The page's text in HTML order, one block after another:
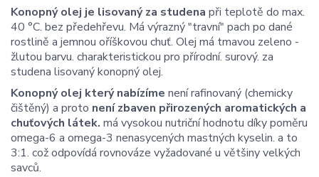
Konopný olej je lisovaný za studena při teplotě do max.
40 °C. bez předehřevu. Má výrazný "travní" pach po dané
rostlině a jemnou oříškovou chuť. Olej má tmavou zeleno -
žlutou barvu. charakteristickou pro přírodní. surový. za
studena lisovaný konopný olej.
Konopný olej který nabízíme není rafinovaný (chemicky
čištěný) a proto není zbaven přirozených aromatických a
chuťových látek. má vysokou nutriční hodnotu díky poměru
omega-6 a omega-3 nenasycených mastných kyselin. a to
3:1. což odpovídá rovnováze vyžadované u většiny velkých
savců.